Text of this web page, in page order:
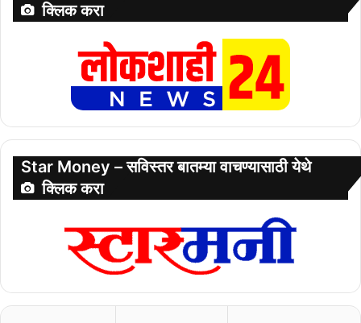
क्लिक करा
Star Money – सविस्तर बातम्या वाचण्यासाठी येथे
क्लिक करा